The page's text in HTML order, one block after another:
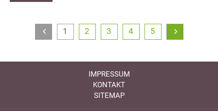
1 2 3 4 5
IMPRESSUM
KONTAKT
SITEMAP